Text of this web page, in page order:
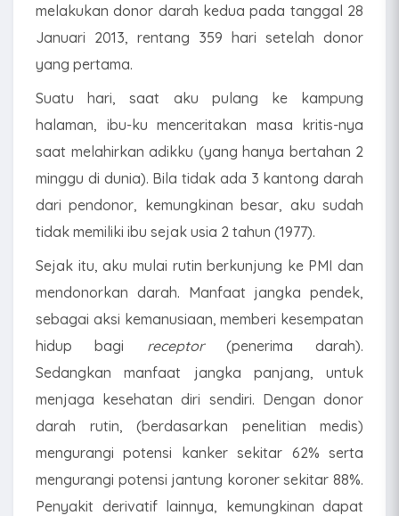
melakukan donor darah kedua pada tanggal 28
Januari 2013, rentang 359 hari setelah donor
yang pertama.
Suatu hari, saat aku pulang ke kampung
halaman, ibu-ku menceritakan masa kritis-nya
saat melahirkan adikku (yang hanya bertahan 2
minggu di dunia). Bila tidak ada 3 kantong darah
dari pendonor, kemungkinan besar, aku sudah
tidak memiliki ibu sejak usia 2 tahun (1977).
Sejak itu, aku mulai rutin berkunjung ke PMI dan
mendonorkan darah. Manfaat jangka pendek,
sebagai aksi kemanusiaan, memberi kesempatan
hidup bagi receptor(penerima darah).
Sedangkan manfaat jangka panjang, untuk
menjaga kesehatan diri sendiri. Dengan donor
darah rutin, (berdasarkan penelitian medis)
mengurangi potensi kanker sekitar 62% serta
mengurangi potensi jantung koroner sekitar 88%.
Penyakit derivatif lainnya, kemungkinan dapat